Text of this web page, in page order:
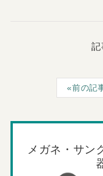
記
前の記
メガネ・サン